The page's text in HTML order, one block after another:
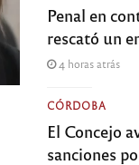
Penal en
rescató un
4 horas atrás
CÓRDOBA
El Concejo
sanciones